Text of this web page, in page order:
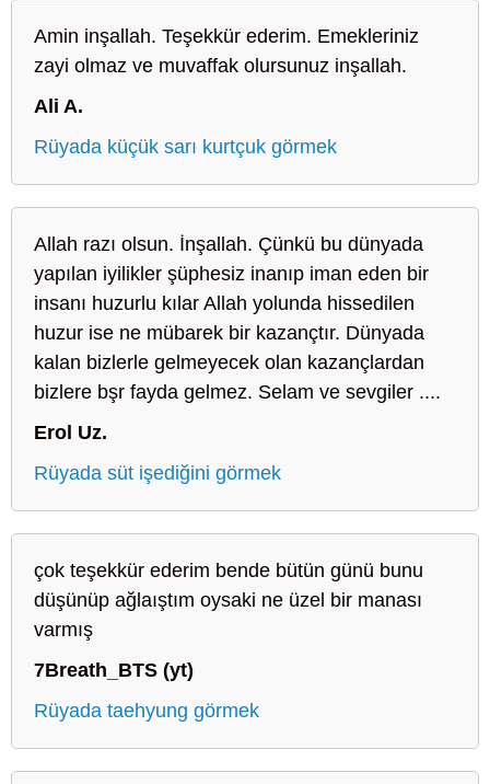
Amin inşallah. Teşekkür ederim. Emekleriniz
zayi olmaz ve muvaffak olursunuz inşallah.
Ali A.
Rüyada küçük sarı kurtçuk görmek
Allah razı olsun. İnşallah. Çünkü bu dünyada
yapılan iyilikler şüphesiz inanıp iman eden bir
insanı huzurlu kılar Allah yolunda hissedilen
huzur ise ne mübarek bir kazançtır. Dünyada
kalan bizlerle gelmeyecek olan kazançlardan
bizlere bşr fayda gelmez. Selam ve sevgiler ....
Erol Uz.
Rüyada süt işediğini görmek
çok teşekkür ederim bende bütün günü bunu
düşünüp ağlaıştım oysaki ne üzel bir manası
varmış
7Breath_BTS (yt)
Rüyada taehyung görmek